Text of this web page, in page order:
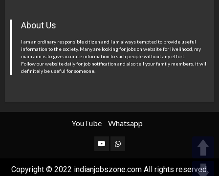
About Us
I am an ordinary responsible citizen and I am always tempted to provide useful
information to the society. Many are looking for jobs on website for livelihood, my
main aim is to give accurate information to such people without any effort.
Follow our website daily for job notification and also tell your family members, it will
definitely be useful for someone.
YouTube Whatsapp
YouTubeWhatsapp
Copyright © 2022 indianjobszone.com All rights reserved.